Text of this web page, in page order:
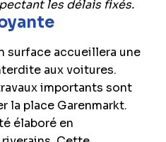
les délais fixés.
surface accueillera une
aux voitures.
importants sont
la place Garenmarkt.
élaboré en